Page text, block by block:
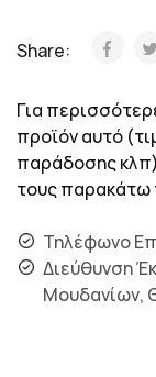
Share:
Για
προϊόν αυτό
παράδοσης
τους παρακάτω
Τηλέφωνο
Διεύθυνση
Μουδανίων,